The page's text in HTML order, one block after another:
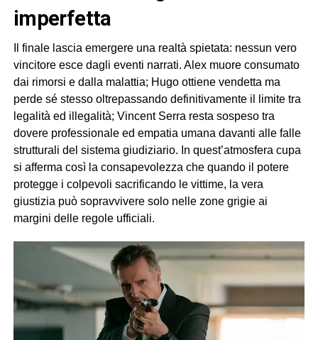
imperfetta
Il finale lascia emergere una realtà spietata: nessun vero
vincitore esce dagli eventi narrati. Alex muore consumato
dai rimorsi e dalla malattia; Hugo ottiene vendetta ma
perde sé stesso oltrepassando definitivamente il limite tra
legalità ed illegalità; Vincent Serra resta sospeso tra
dovere professionale ed empatia umana davanti alle falle
strutturali del sistema giudiziario. In quest’atmosfera cupa
si afferma così la consapevolezza che quando il potere
protegge i colpevoli sacrificando le vittime, la vera
giustizia può sopravvivere solo nelle zone grigie ai
margini delle regole ufficiali.